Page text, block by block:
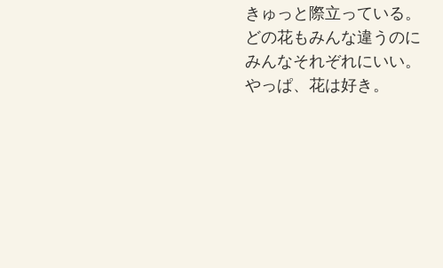
きゅっと際立っている。
どの花もみんな違うのに
みんなそれぞれにいい。
やっぱ、花は好き。